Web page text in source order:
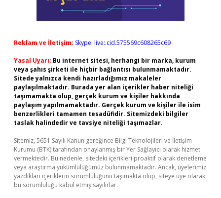
Reklam ve İletişim: Skype: live:.cid.575569c608265c69
Yasal Uyarı: Bu internet sitesi, herhangi bir marka, kurum
veya şahıs şirketi ile hiçbir bağlantısı bulunmamaktadır.
Sitede yalnızca kendi hazırladığımız makaleler
paylaşılmaktadır. Burada yer alan içerikler haber niteliği
taşımamakta olup, gerçek kurum ve kişiler hakkında
paylaşım yapılmamaktadır. Gerçek kurum ve kişiler ile isim
benzerlikleri tamamen tesadüfidir. Sitemizdeki bilgiler
taslak halindedir ve tavsiye niteliği taşımazlar.
Sitemiz, 5651 Sayılı Kanun gereğince Bilgi Teknolojileri ve İletişim
Kurumu (BTK) tarafından onaylanmış bir Yer Sağlayıcı olarak hizmet
vermektedir. Bu nedenle, sitedeki içerikleri proaktif olarak denetleme
veya araştırma yükümlülüğümüz bulunmamaktadır. Ancak, üyelerimiz
yazdıkları içeriklerin sorumluluğunu taşımakta olup, siteye üye olarak
bu sorumluluğu kabul etmiş sayılırlar.